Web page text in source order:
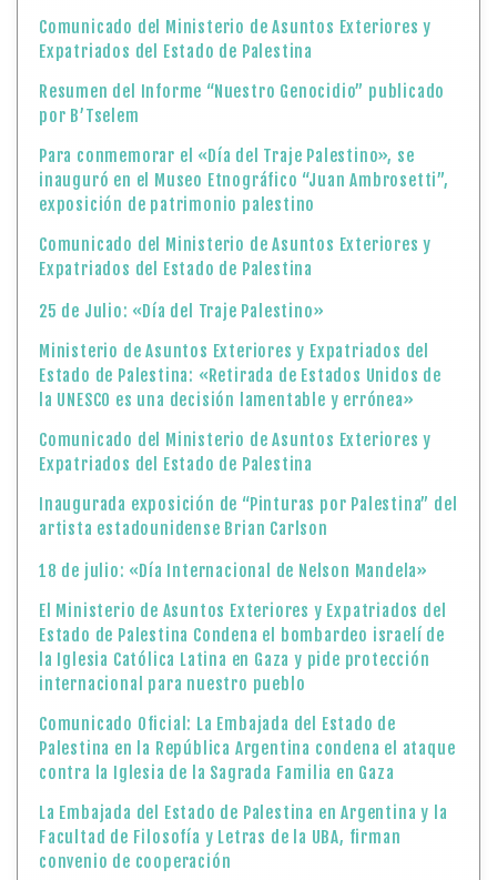
Comunicado del Ministerio de Asuntos Exteriores y
Expatriados del Estado de Palestina
Resumen del Informe “Nuestro Genocidio” publicado
por B’Tselem
Para conmemorar el «Día del Traje Palestino», se
inauguró en el Museo Etnográfico “Juan Ambrosetti”,
exposición de patrimonio palestino
Comunicado del Ministerio de Asuntos Exteriores y
Expatriados del Estado de Palestina
25 de Julio: «Día del Traje Palestino»
Ministerio de Asuntos Exteriores y Expatriados del
Estado de Palestina: «Retirada de Estados Unidos de
la UNESCO es una decisión lamentable y errónea»
Comunicado del Ministerio de Asuntos Exteriores y
Expatriados del Estado de Palestina
Inaugurada exposición de “Pinturas por Palestina” del
artista estadounidense Brian Carlson
18 de julio: «Día Internacional de Nelson Mandela»
El Ministerio de Asuntos Exteriores y Expatriados del
Estado de Palestina Condena el bombardeo israelí de
la Iglesia Católica Latina en Gaza y pide protección
internacional para nuestro pueblo
Comunicado Oficial: La Embajada del Estado de
Palestina en la República Argentina condena el ataque
contra la Iglesia de la Sagrada Familia en Gaza
La Embajada del Estado de Palestina en Argentina y la
Facultad de Filosofía y Letras de la UBA, firman
convenio de cooperación